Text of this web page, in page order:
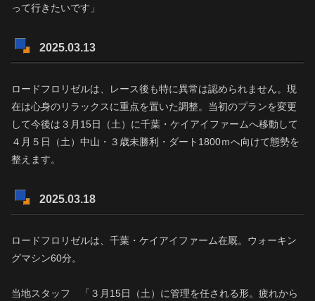
って行きたいです」
2025.03.13
ロードフロリゼルは、レース後も特に異常は認められません。現
在は心身のリラックスに重点を置いた調整。当初のプランを変更
して今後は３月15日（土）に千葉・ケイアイファームへ移動して
４月５日（土）中山・３歳未勝利・ダート1800ｍへ向けて態勢を
整えます。
2025.03.18
ロードフロリゼルは、千葉・ケイアイファーム在厩。ウォーキン
グマシン60分。
当地スタッフ 「３月15日（土）に管理を任される形。疲れから